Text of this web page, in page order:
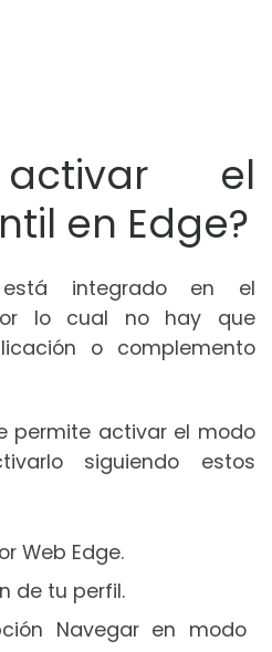
el
en Edge?
integrado en el
lo cual no hay que
o complemento
permite activar el modo
siguiendo estos
Web Edge.
de tu perfil.
Navegar en modo